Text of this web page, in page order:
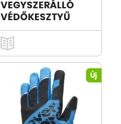
VEGYSZERÁLLÓ
VÉDŐKESZTYŰ
Új